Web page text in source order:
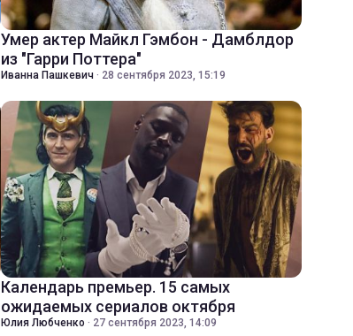
Умер актер Майкл Гэмбон - Дамблдор
из "Гарри Поттера"
Иванна Пашкевич · 28 сентября 2023, 15:19
Календарь премьер. 15 самых
ожидаемых сериалов октября
Юлия Любченко · 27 сентября 2023, 14:09